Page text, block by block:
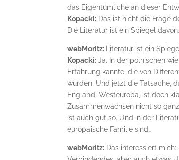
das Eigentümliche an dieser
Kopacki: Das ist nicht die Frage
Die Literatur ist ein Spiegel davon.
webMoritz:
Literatur ist ein
Kopacki: Ja. In der polnischen
Erfahrung kannte, die von
wurden. Und jetzt die Tatsache,
England, Westeuropa, ist doch
Zusammenwachsen nicht so
ist auch gut so. Und in der
europäische Familie sind…
webMoritz: Das interessiert